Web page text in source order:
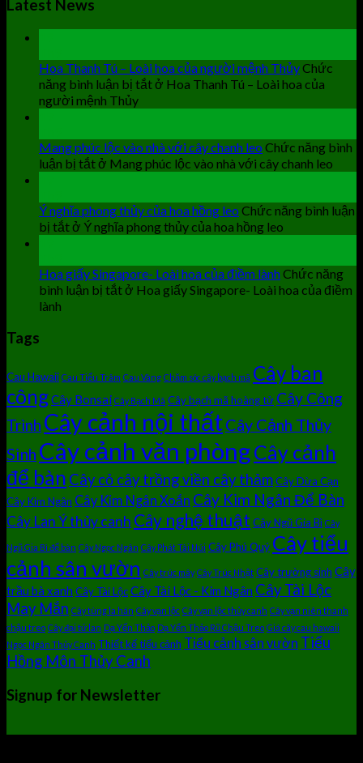
Latest News
Hoa Thanh Tú – Loài hoa của người mệnh ThủyChức
năng bình luận bị tắtở Hoa Thanh Tú – Loài hoa của
người mệnh Thủy
Mang phúc lộc vào nhà với cây chanh leoChức năng bình
luận bị tắtở Mang phúc lộc vào nhà với cây chanh leo
Ý nghĩa phong thủy của hoa hồng leoChức năng bình luận
bị tắtở Ý nghĩa phong thủy của hoa hồng leo
Hoa giấy Singapore- Loài hoa của điềm lànhChức năng
bình luận bị tắtở Hoa giấy Singapore- Loài hoa của điềm
lành
Tags
Cau Hawaii Cau Tiểu Trâm Cau Vàng Chăm sóc cây bạch mã Cây ban
côngCây Bonsai Cây Bạch Mã Cây bạch mã hoàng tử Cây Công
Trình Cây cảnh nội thấtCây Cảnh Thủy
Sinh Cây cảnh văn phòngCây cảnh
để bàn Cây cỏ cây trồng viền cây thảmCây Dừa Cạn
Cây Kim Ngân Cây Kim Ngân Xoắn Cây Kim Ngân Để Bàn
Cây Lan Ý thủy canh Cây nghệ thuật Cây Ngũ Gia Bì Cây
Ngũ Gia Bì để bàn Cây Ngọc Ngân Cây Phát Tài Núi Cây Phú Quý Cây tiểu
cảnh sân vườn Cây trúc mây Cây Trúc Nhật Cây trường sinh Cây
trầu bà xanh Cây Tài LộcCây Tài Lộc - Kim Ngân Cây Tài Lộc
May Mắn Cây tùng la hán Cây vạn lộc Cây vạn lộc thủy canh Cây vạn niên thanh
chậu treo Cây đại tứ lan Dạ Yến Thảo Dạ Yến Thảo Rũ Chậu Treo Giá cây cau hawaii
Ngọc Ngân Thủy Canh Thiết kế tiểu cảnh Tiểu cảnh sân vườn Tiểu
Hồng Môn Thủy Canh
Signup for Newsletter